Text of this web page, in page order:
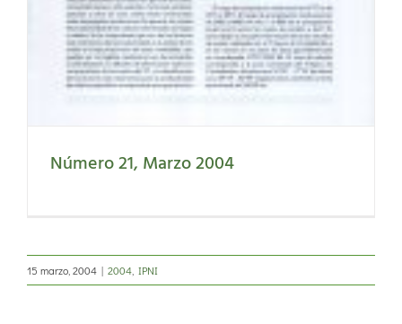
Número 21, Marzo 2004
15 marzo, 2004 | 2004 IPNI